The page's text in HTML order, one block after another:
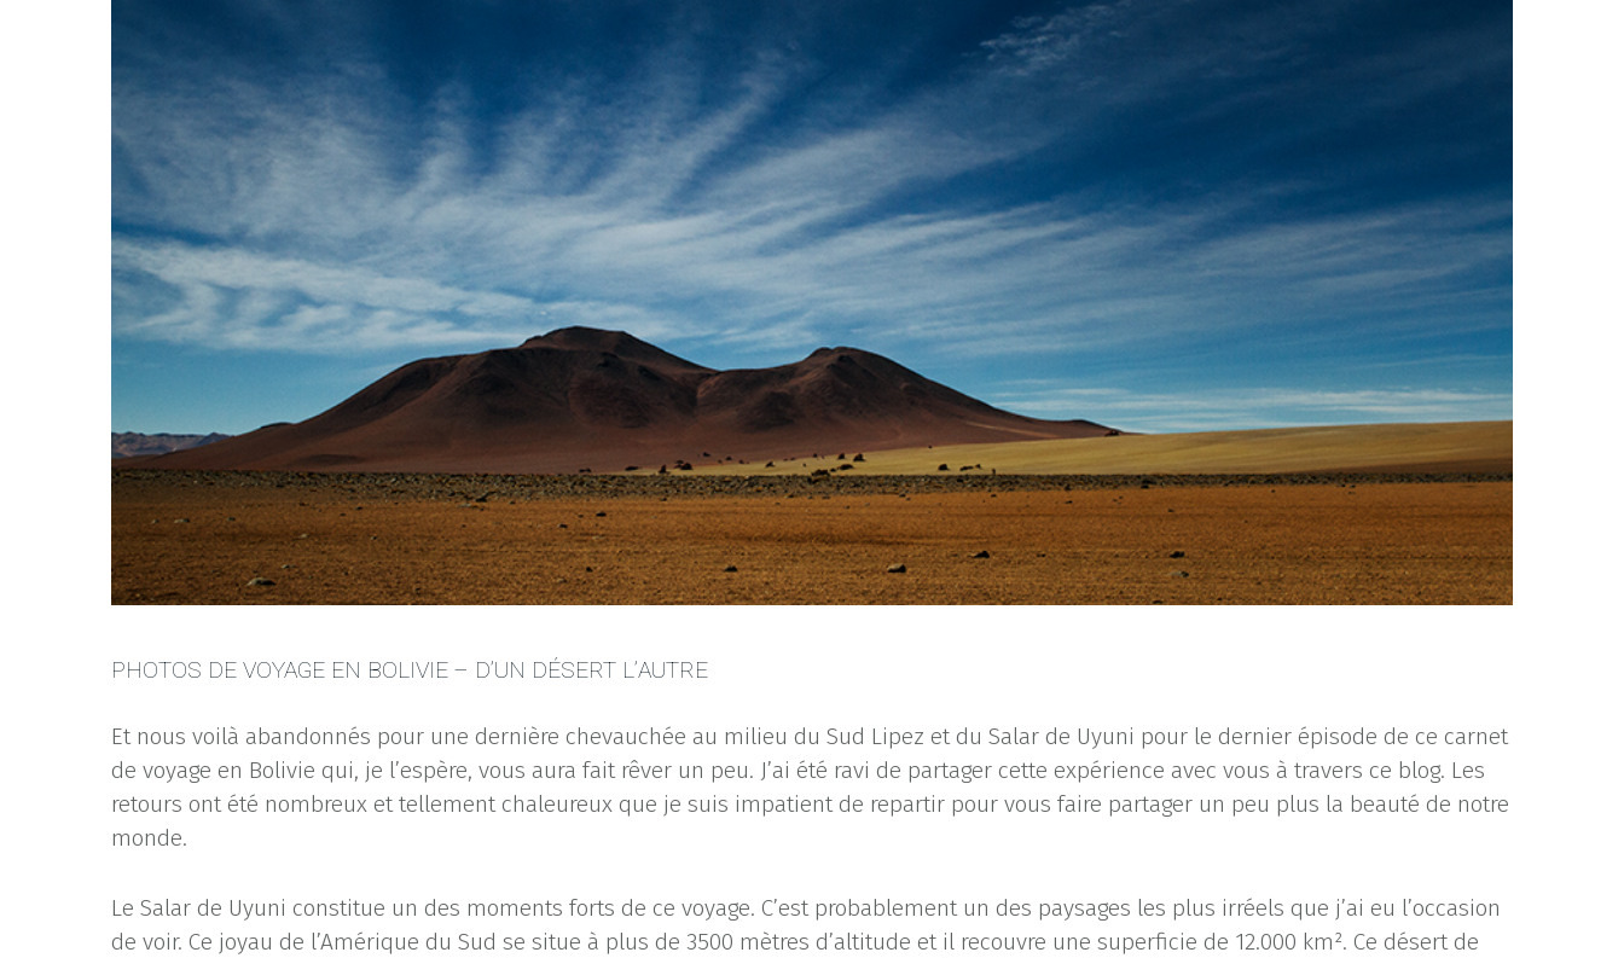
PHOTOS DE VOYAGE EN BOLIVIE – D’UN DÉSERT L’AUTRE
Et nous voilà abandonnés pour une dernière chevauchée au milieu du Sud Lipez et du Salar de Uyuni pour le dernier épisode de ce carnet
de voyage en Bolivie qui, je l’espère, vous aura fait rêver un peu. J’ai été ravi de partager cette expérience avec vous à travers ce blog. Les
retours ont été nombreux et tellement chaleureux que je suis impatient de repartir pour vous faire partager un peu plus la beauté de notre
monde.
Le Salar de Uyuni constitue un des moments forts de ce voyage. C’est probablement un des paysages les plus irréels que j’ai eu l’occasion
de voir. Ce joyau de l’Amérique du Sud se situe à plus de 3500 mètres d’altitude et il recouvre une superficie de 12.000 km². Ce désert de